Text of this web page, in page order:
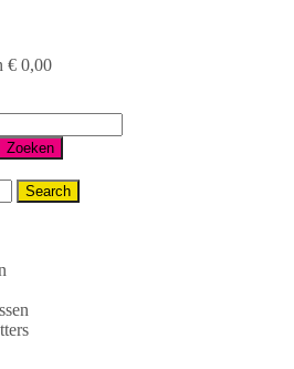
€ 0,00
Zoeken
Search